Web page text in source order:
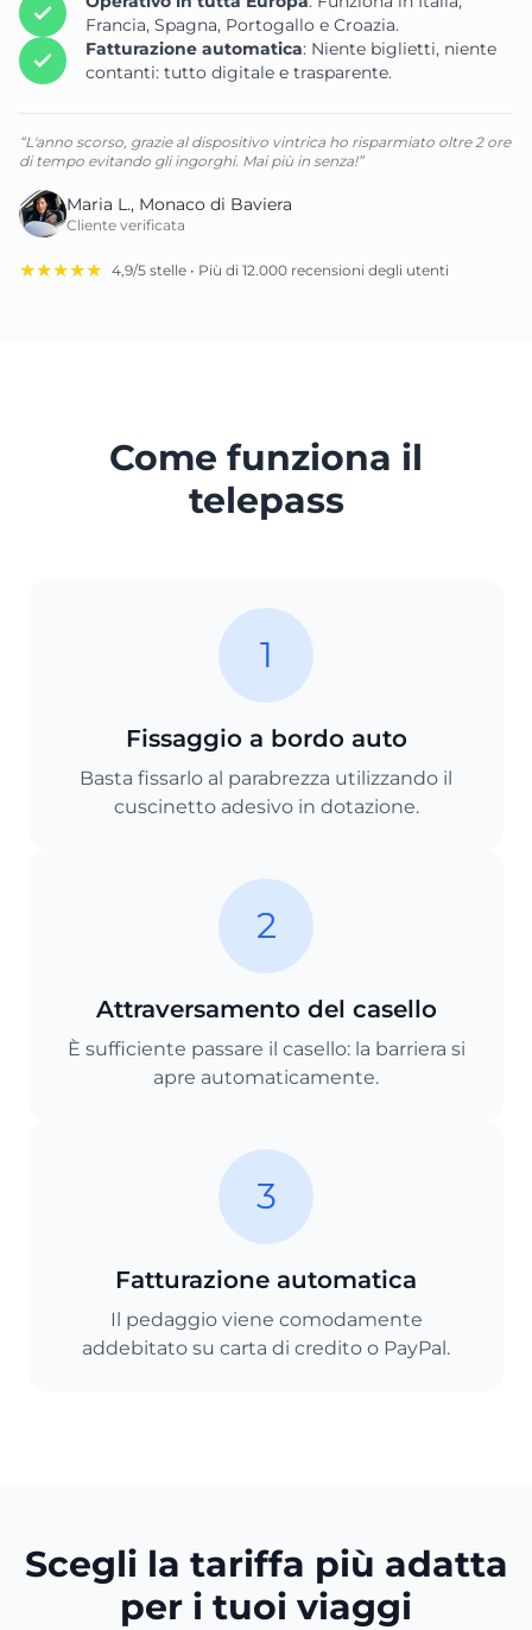
Francia, Spagna, Portogallo e Croazia.
Fatturazione automatica: Niente biglietti, niente
contanti: tutto digitale e trasparente.
“L'anno scorso, grazie al dispositivo vintrica ho risparmiato oltre 2 ore
di tempo evitando gli ingorghi. Mai più in senza!”
Maria L., Monaco di Baviera
Cliente verificata
★★★★★ 4,9/5 stelle • Più di 12.000 recensioni degli utenti
Come funziona il
telepass
1
Fissaggio a bordo auto
Basta fissarlo al parabrezza utilizzando il
cuscinetto adesivo in dotazione.
2
Attraversamento del casello
È sufficiente passare il casello: la barriera si
apre automaticamente.
3
Fatturazione automatica
Il pedaggio viene comodamente
addebitato su carta di credito o PayPal.
Scegli la tariffa più adatta
per i tuoi viaggi